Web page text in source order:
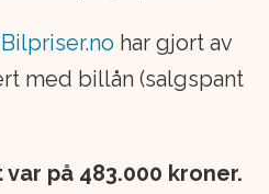
Bilpriser.no har gjort av
med billån (salgspant
på 483.000 kroner.